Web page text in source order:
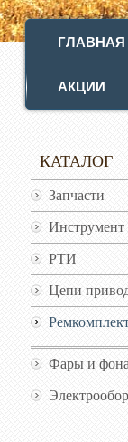
ГЛАВНАЯ
АКЦИИ
КАТАЛОГ
Запчасти
Инструмент
РТИ
Цепи
Фары и